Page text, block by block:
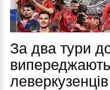
За два тури
випереджають